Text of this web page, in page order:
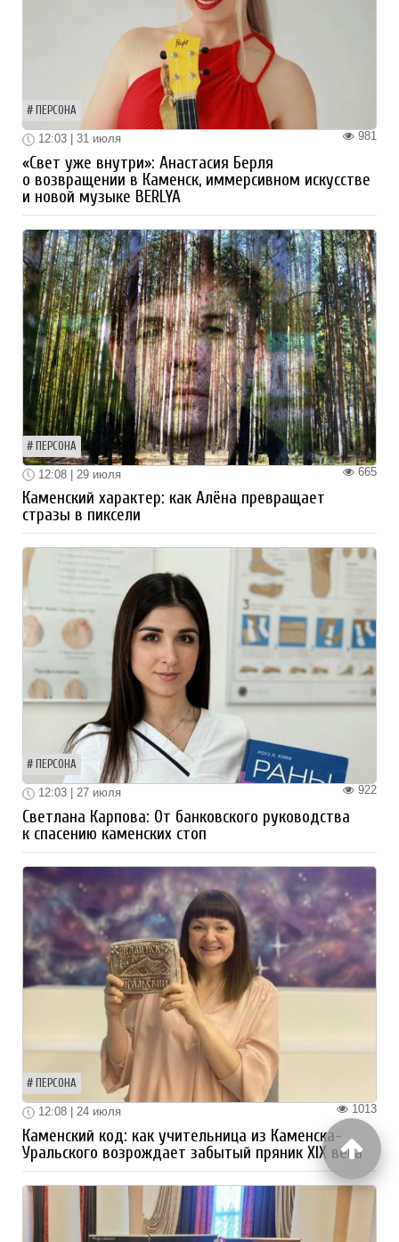
ПЕРСОНА
981
12:03 | 31 июля
«Свет уже внутри»: Анастасия Берля
о возвращении в Каменск, иммерсивном искусстве
и новой музыке BERLYA
ПЕРСОНА
665
12:08 | 29 июля
Каменский характер: как Алёна превращает
стразы в пиксели
ПЕРСОНА
922
12:03 | 27 июля
Светлана Карпова: От банковского руководства
к спасению каменских стоп
ПЕРСОНА
1013
12:08 | 24 июля
Каменский код: как учительница из Каменска-
Уральского возрождает забытый пряник XIX века